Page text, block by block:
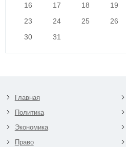
16
17 18 19
23
24 25 26
30
31
Главная
Политика
Экономика
Право